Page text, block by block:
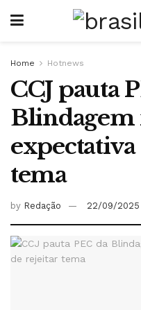
Home Hotnews
CCJ pauta
Blindagem
tema
by Redação 22/09/2025